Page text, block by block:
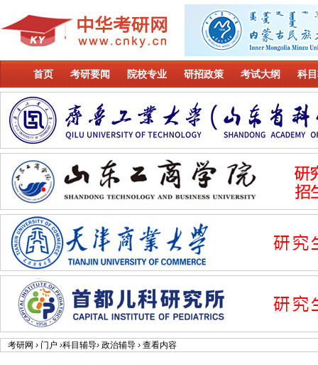
首页 考研要闻 院校专业 研招政策 考试大纲 科
考研网 › 门户 ›科目辅导› 政治辅导 › 查看内容